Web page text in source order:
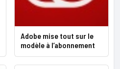
Adobe mise tout sur le
modèle à l’abonnement